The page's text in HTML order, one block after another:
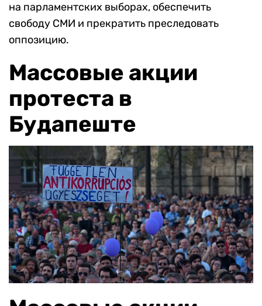
на парламентских выборах, обеспечить
свободу СМИ и прекратить преследовать
оппозицию.
Массовые акции
протеста в
Будапеште